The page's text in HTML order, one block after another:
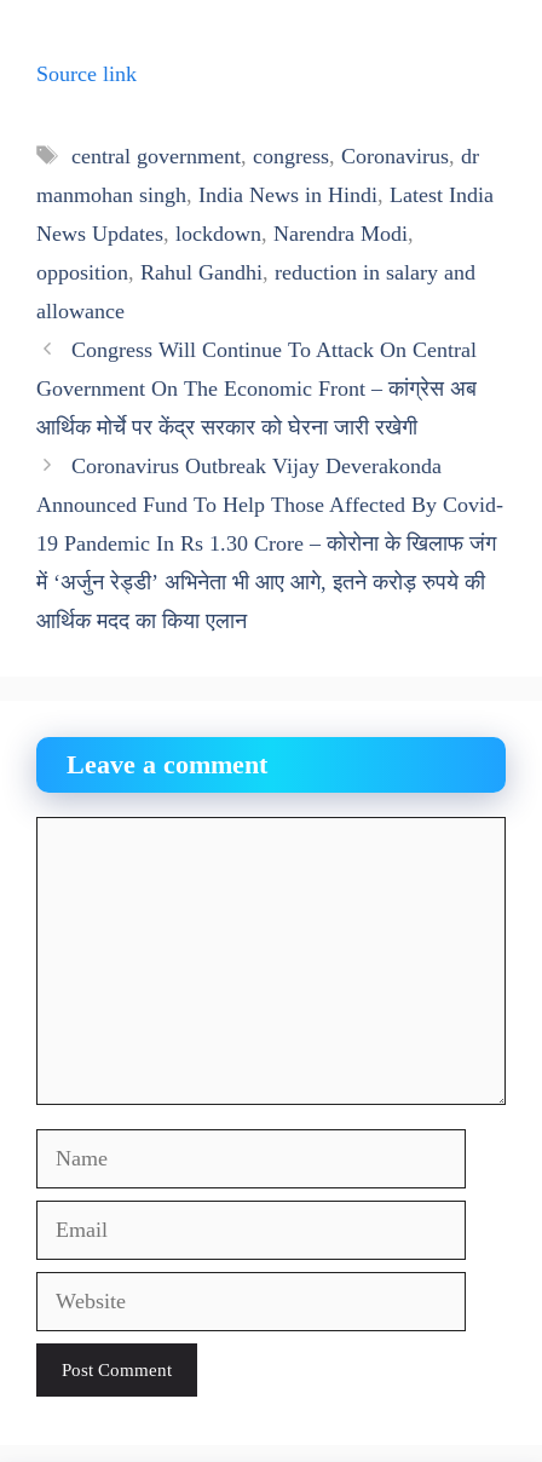
Source link
Tags
central government, congress, Coronavirus, dr
manmohan singh, India News in Hindi, Latest India
News Updates, lockdown, Narendra Modi,
opposition, Rahul Gandhi, reduction in salary and
allowance
Congress Will Continue To Attack On Central
Government On The Economic Front – कांग्रेस अब
आर्थिक मोर्चे पर केंद्र सरकार को घेरना जारी रखेगी
Coronavirus Outbreak Vijay Deverakonda
Announced Fund To Help Those Affected By Covid-
19 Pandemic In Rs 1.30 Crore – कोरोना के खिलाफ जंग
में ‘अर्जुन रेड्डी’ अभिनेता भी आए आगे, इतने करोड़ रुपये की
आर्थिक मदद का किया एलान
Leave a comment
Name
Email
Website